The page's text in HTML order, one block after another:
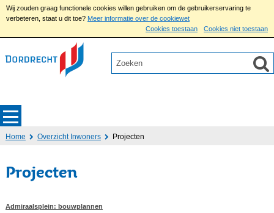
Wij zouden graag functionele cookies willen gebruiken om de gebruikerservaring te
verbeteren, staat u dit toe? Meer informatie over de cookiewet
Cookies toestaan
Cookies niet toestaan
Home Overzicht Inwoners Projecten
Projecten
Admiraalsplein: bouwplannen